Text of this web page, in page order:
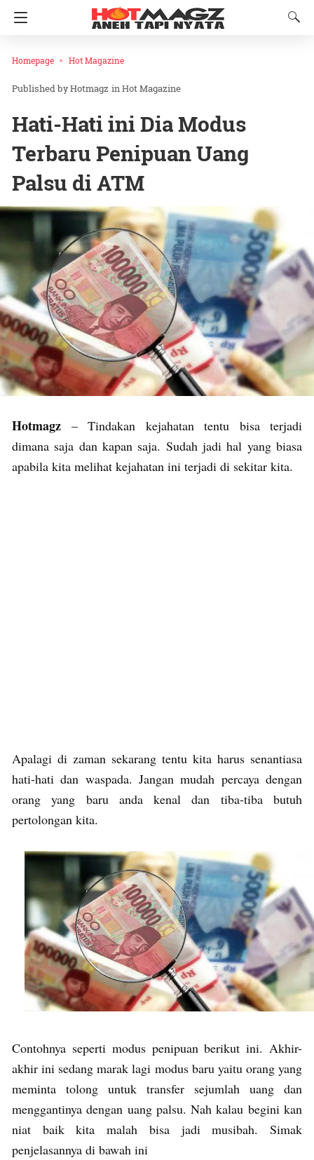
Homepage Hot Magazine
Hotmagz inHot Magazine
Hati-Hati ini Dia Modus
Terbaru Penipuan Uang
Palsu di ATM
Hotmagz – Tindakan kejahatan tentu bisa terjadi
dimana saja dan kapan saja. Sudah jadi hal yang biasa
apabila kita melihat kejahatan ini terjadi di sekitar kita.
Apalagi di zaman sekarang tentu kita harus senantiasa
hati-hati dan waspada. Jangan mudah percaya dengan
orang yang baru anda kenal dan tiba-tiba butuh
pertolongan kita.
Contohnya seperti modus penipuan berikut ini. Akhir-
akhir ini sedang marak lagi modus baru yaitu orang yang
meminta tolong untuk transfer sejumlah uang dan
menggantinya dengan uang palsu. Nah kalau begini kan
niat baik kita malah bisa jadi musibah. Simak
penjelasannya di bawah ini